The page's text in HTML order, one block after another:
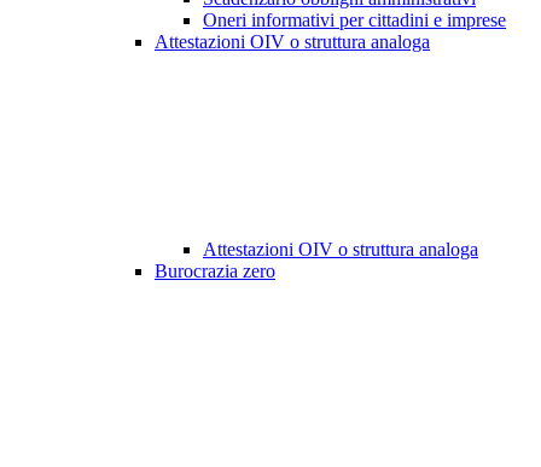
Oneri informativi per cittadini e imprese
Attestazioni OIV o struttura analoga
Attestazioni OIV o struttura analoga
Burocrazia zero